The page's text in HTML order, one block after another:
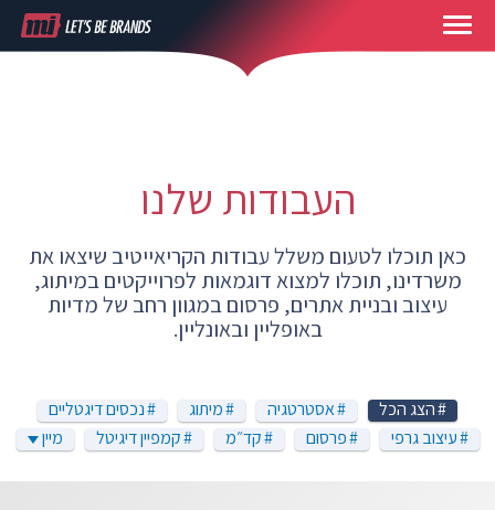
העבודות שלנו
כאן תוכלו לטעום משלל עבודות הקריאייטיב שיצאו את
משרדינו, תוכלו למצוא דוגמאות לפרוייקטים במיתוג,
עיצוב ובניית אתרים, פרסום במגוון רחב של מדיות
באופליין ובאונליין.
הצג הכל אסטרטגיה מיתוג
נכסים דיגטליים
עיצוב גרפי
פרסום קד״מ קמפיין דיגיטל מיין